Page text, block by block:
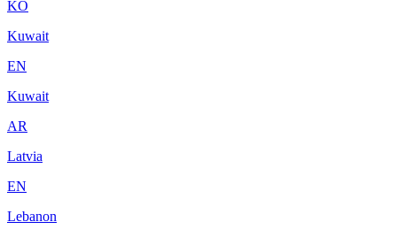
KO
Kuwait
EN
Kuwait
AR
Latvia
EN
Lebanon